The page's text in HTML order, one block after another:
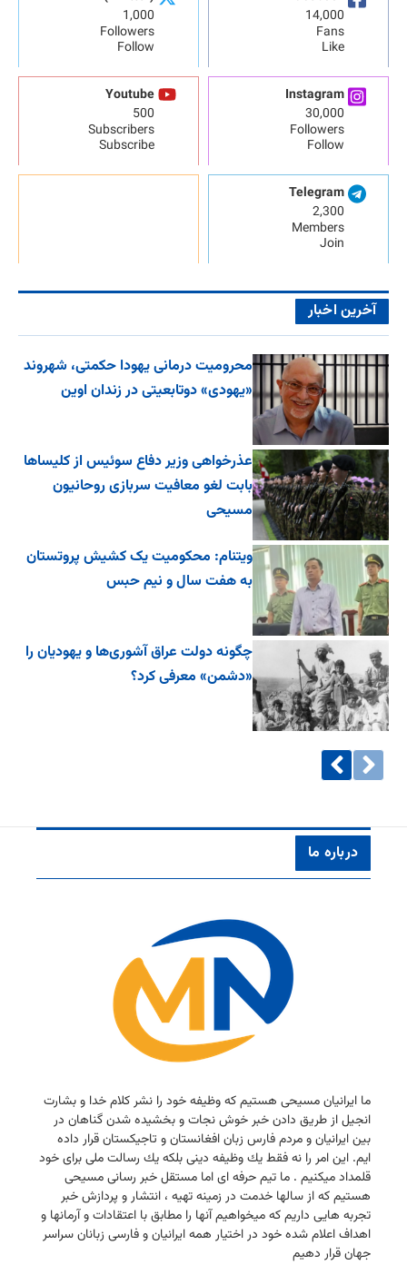
14,000
Fans
Like
1,000
Followers
Follow
Instagram
30,000
Followers
Follow
Youtube
500
Subscribers
Subscribe
Telegram
2,300
Members
Join
آخرین اخبار
محرومیت درمانی یهودا حکمتی، شهروند
«یهودی» دوتابعیتی در زندان اوین
عذرخواهی وزیر دفاع سوئیس از کلیساها
بابت لغو معافیت سربازی روحانیون
مسیحی
ویتنام: محکومیت یک کشیش پروتستان
به هفت سال و نیم حبس
چگونه دولت عراق آشوری‌ها و یهودیان را
«دشمن» معرفی کرد؟
درباره ما
ما ایرانیان مسیحی هستیم كه وظیفه خود را نشر كلام خدا و بشارت
انجیل از طریق دادن خبر خوش نجات و بخشیده شدن گناهان در
بین ایرانیان و مردم فارس زبان افغانستان و تاجیكستان قرار داده
ایم. این امر را نه فقط یك وظیفه دینی بلكه یك رسالت ملی برای خود
قلمداد میكنیم . ما تیم حرفه ای اما مستقل خبر رسانی مسیحی
هستیم كه از سالها خدمت در زمینه تهیه ، انتشار و پردازش خبر
تجربه هایی داریم كه میخواهیم آنها را مطابق با اعتقادات و آرمانها و
اهداف اعلام شده خود در اختیار همه ایرانیان و فارسی زبانان سراسر
جهان قرار دهیم